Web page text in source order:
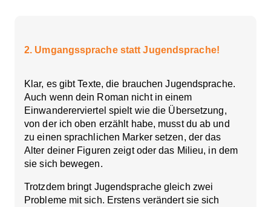
2. Umgangssprache statt Jugendsprache!
Klar, es gibt Texte, die brauchen Jugendsprache.
Auch wenn dein Roman nicht in einem
Einwandererviertel spielt wie die Übersetzung,
von der ich oben erzählt habe, musst du ab und
zu einen sprachlichen Marker setzen, der das
Alter deiner Figuren zeigt oder das Milieu, in dem
sie sich bewegen.
Trotzdem bringt Jugendsprache gleich zwei
Probleme mit sich. Erstens verändert sie sich